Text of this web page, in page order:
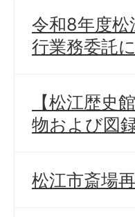
令和8年度松
行業務委託
【松江歴史
物および図
松江市斎場